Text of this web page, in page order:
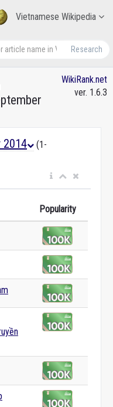
Vietnamese Wikipedia
Research
WikiRank.net
ver. 1.6.3
2014
(1-
Popularity